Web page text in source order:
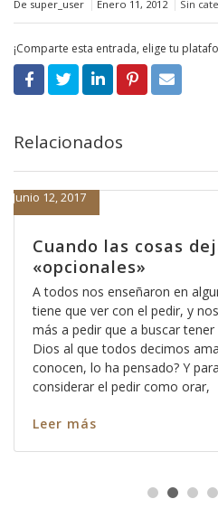
De super_user Enero 11, 2012 Sin
¡Comparte esta entrada, elige tu
Relacionados
Cuando las cosas
«opcionales»
Junio 12, 2017
A todos nos enseñaron en
tiene que ver con el pedir, y
más a pedir que a buscar
Dios al que todos decimos
conocen, lo ha pensado? Y
considerar el pedir como orar,
Leer más